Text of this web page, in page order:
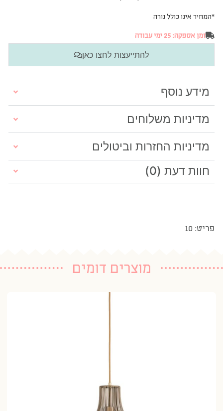
*המחיר אינו כולל נורה
זמן אספקה: 25 ימי עבודה
להתייעצות לחצו כאן
מידע נוסף
מדיניות משלוחים
מדיניות החזרות וביטולים
חוות דעת (0)
פריט: 10
מוצרים דומים